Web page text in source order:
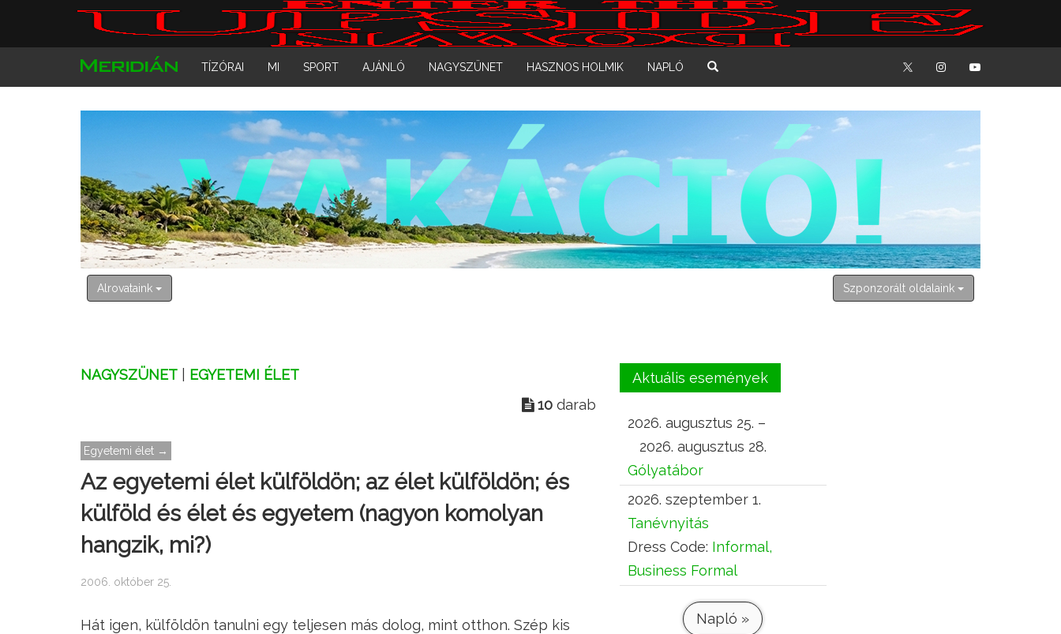
2026. augusztus 7. péntek
Ibolya
TÍZÓRAI MI SPORT AJÁNLÓ NAGYSZÜNET HASZNOS HOLMIK NAPLÓ
Alrovataink Szponzorált oldalaink
NAGYSZÜNET
EGYETEMI ÉLET
10darab
Egyetemi élet →
Az egyetemi élet külföldön; az élet külföldön; és
külföld és élet és egyetem (nagyon komolyan
hangzik, mi?)
2006. október 25.
Hát igen, külföldön tanulni egy teljesen más dolog, mint otthon. Szép kis
Aktuális események
2026. augusztus 25. –
2026. augusztus 28.
Gólyatábor
2026. szeptember 1.
Tanévnyitás
Dress Code: Informal,
Business Formal
Napló »